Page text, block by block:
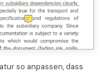
so anpassen, dass